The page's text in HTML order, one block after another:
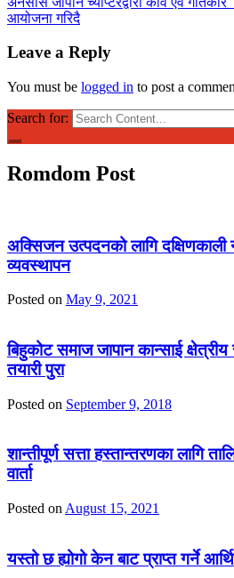
आयोजना गरिदै
Leave a Reply
You must be logged in to post a
Search for:
Romdom Post
अक्सिजन उत्पदनको लागि दक्षिणकाली
व्यवस्थापन
Posted on May 9, 2021
बिहुकोट समाज जापान कान्साई
तयारी पुरा
Posted on September 9, 2018
शान्तीपूर्ण सत्ता हस्तान्तरणका लागि
वार्ता
Posted on August 15, 2021
यस्तो छ ह्योगो केन बाट प्राप्त गर्ने